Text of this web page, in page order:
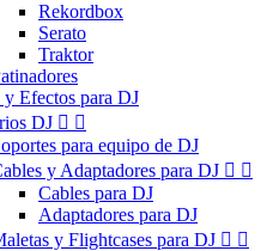
Rekordbox
Serato
Traktor
y Efectos para DJ
DJ  
para equipo de DJ
y Adaptadores para DJ  
Cables para DJ
Adaptadores para DJ
y Flightcases para DJ  